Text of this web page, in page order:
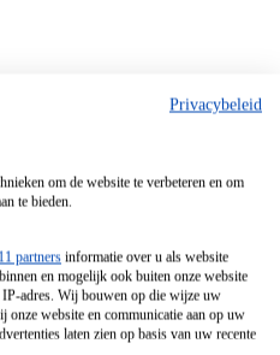
Privacybeleid
om de website te verbeteren en om
te bieden.
11 partners informatie over u als website
en mogelijk ook buiten onze website
IP-adres. Wij bouwen op die wijze uw
website en communicatie aan op uw
laten zien op basis van uw recente